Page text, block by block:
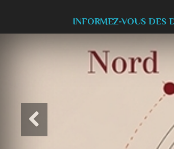
INFORMEZ-VOUS DES